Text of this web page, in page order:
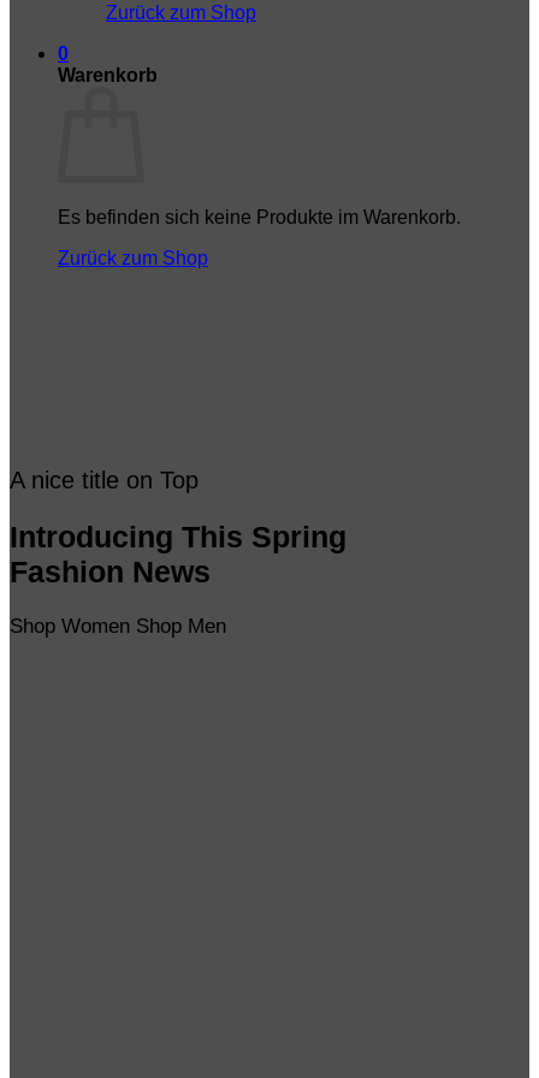
Zurück zum Shop
0
Warenkorb
Es befinden sich keine Produkte im Warenkorb.
Zurück zum Shop
A nice title on Top
Introducing This Spring
Fashion News
Shop Women Shop Men